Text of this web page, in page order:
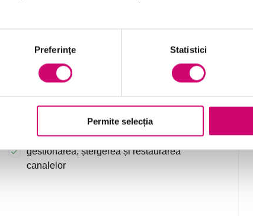
Preferinţe Statistici
Permite selecția
modificarea logo-ului și informațiilor unei
ștergerea, arhivarea și ascunderea unei
echipe
editarea numelui, descrierii și setărilor unui
gestionarea, ștergerea și restaurarea
canalelor